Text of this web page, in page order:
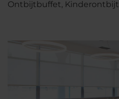
Ontbijtbuffet, Kinderontbijt